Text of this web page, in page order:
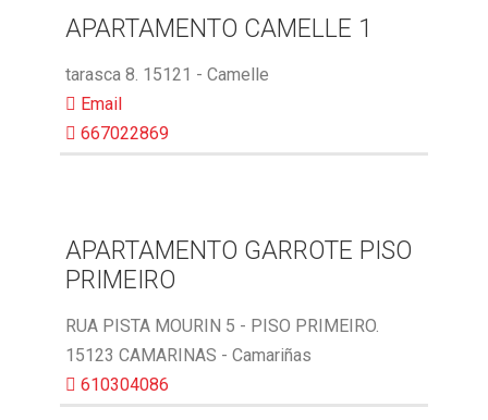
APARTAMENTO CAMELLE 1
tarasca 8. 15121 - Camelle
Email
667022869
APARTAMENTO GARROTE PISO
PRIMEIRO
RUA PISTA MOURIN 5 - PISO PRIMEIRO.
15123 CAMARINAS - Camariñas
610304086